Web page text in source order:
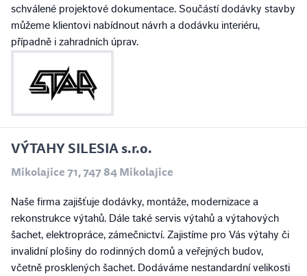
schválené projektové dokumentace. Součástí dodávky stavby
můžeme klientovi nabídnout návrh a dodávku interiéru,
případně i zahradních úprav.
VÝTAHY SILESIA s.r.o.
Mikolajice 71, 747 84 Mikolajice
Naše firma zajišťuje dodávky, montáže, modernizace a
rekonstrukce výtahů. Dále také servis výtahů a výtahových
šachet, elektropráce, zámečnictví. Zajistíme pro Vás výtahy či
invalidní plošiny do rodinných domů a veřejných budov,
včetně prosklených šachet. Dodáváme nestandardní velikosti